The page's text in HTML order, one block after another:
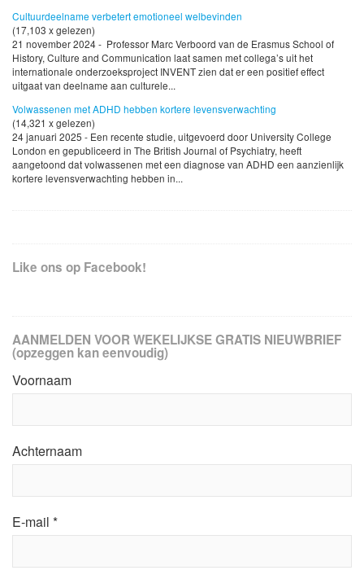
Cultuurdeelname verbetert emotioneel welbevinden
(17,103 x gelezen)
21 november 2024 - Professor Marc Verboord van de Erasmus School of
History, Culture and Communication laat samen met collega’s uit het
internationale onderzoeksproject INVENT zien dat er een positief effect
uitgaat van deelname aan culturele...
Volwassenen met ADHD hebben kortere levensverwachting
(14,321 x gelezen)
24 januari 2025 - Een recente studie, uitgevoerd door University College
London en gepubliceerd in The British Journal of Psychiatry, heeft
aangetoond dat volwassenen met een diagnose van ADHD een aanzienlijk
kortere levensverwachting hebben in...
Like ons op Facebook!
AANMELDEN VOOR WEKELIJKSE GRATIS NIEUWBRIEF
(opzeggen kan eenvoudig)
Voornaam
Achternaam
E-mail *